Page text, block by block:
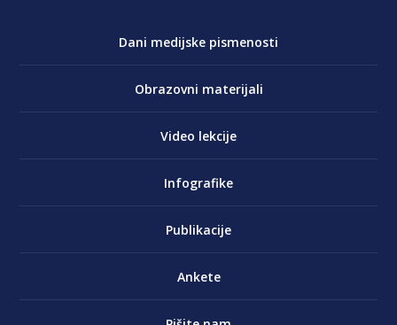
Dani medijske pismenosti
Obrazovni materijali
Video lekcije
Infografike
Publikacije
Ankete